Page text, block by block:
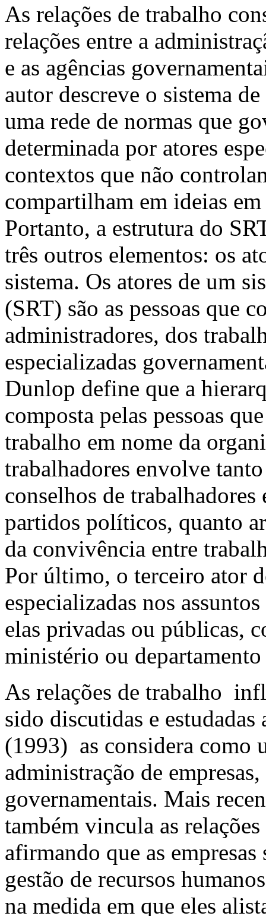
As relações de trabalho
relações entre a
e as agências
autor descreve o sistema
uma rede de normas que
determinada por atores
contextos que não
compartilham em ideias
Portanto, a estrutura do
três outros elementos: os
sistema. Os atores de um
(SRT) são as pessoas que
administradores, dos
especializadas
Dunlop define que a
composta pelas pessoas
trabalho em nome da
trabalhadores envolve
conselhos de
partidos políticos, quanto
da convivência entre
Por último, o terceiro ator
especializadas nos
elas privadas ou públicas,
ministério ou
As relações de trabalho
sido discutidas e
(1993) as considera como
administração de
governamentais. Mais
também vincula as
afirmando que as
gestão de recursos
na medida em que eles